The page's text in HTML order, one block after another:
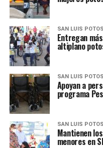
SAN LUIS
Entregan
altiplano
SAN LUIS
Apoyan a
programa
SAN LUIS
Mantienen
menores en